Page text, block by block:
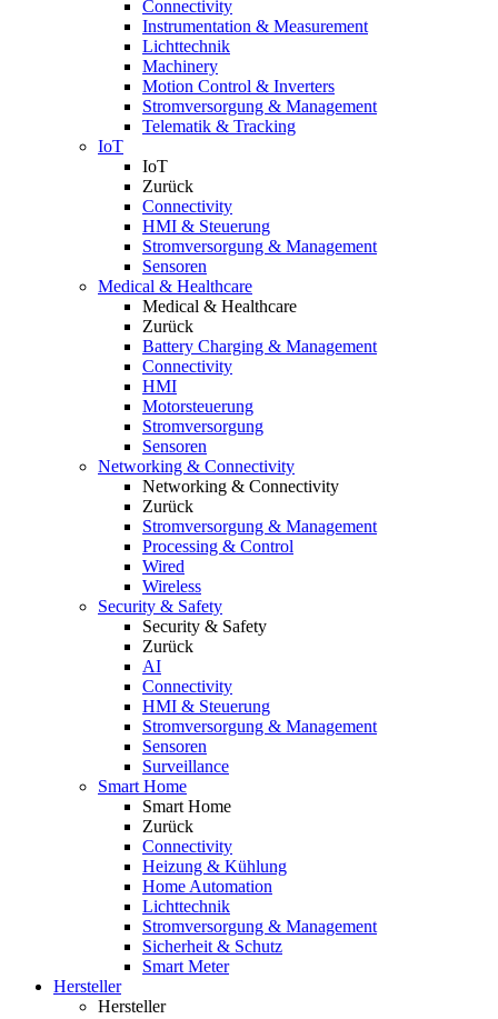
Connectivity
Instrumentation & Measurement
Lichttechnik
Machinery
Motion Control & Inverters
Stromversorgung & Management
Telematik & Tracking
IoT
IoT
Zurück
Connectivity
HMI & Steuerung
Stromversorgung & Management
Sensoren
Medical & Healthcare
Medical & Healthcare
Zurück
Battery Charging & Management
Connectivity
HMI
Motorsteuerung
Stromversorgung
Sensoren
Networking & Connectivity
Networking & Connectivity
Zurück
Stromversorgung & Management
Processing & Control
Wired
Wireless
Security & Safety
Security & Safety
Zurück
AI
Connectivity
HMI & Steuerung
Stromversorgung & Management
Sensoren
Surveillance
Smart Home
Smart Home
Zurück
Connectivity
Heizung & Kühlung
Home Automation
Lichttechnik
Stromversorgung & Management
Sicherheit & Schutz
Smart Meter
Hersteller
Hersteller